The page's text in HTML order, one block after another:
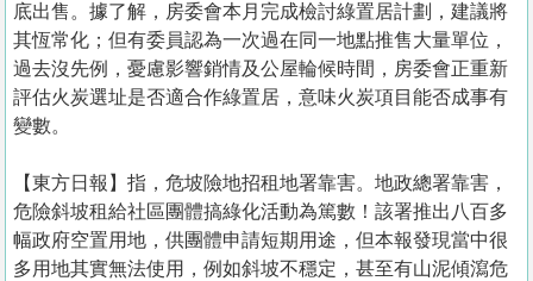
底出售。據了解，房委會本月完成檢討綠置居計劃，建議將
其恆常化；但有委員認為一次過在同一地點推售大量單位，
過去沒先例，憂慮影響銷情及公屋輪候時間，房委會正重新
評估火炭選址是否適合作綠置居，意味火炭項目能否成事有
變數。
【東方日報】指，危坡險地招租地署靠害。地政總署靠害，
危險斜坡租給社區團體搞綠化活動為篤數！該署推出八百多
幅政府空置用地，供團體申請短期用途，但本報發現當中很
多用地其實無法使用，例如斜坡不穩定，甚至有山泥傾瀉危